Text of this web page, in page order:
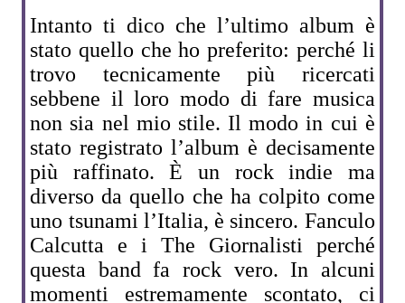
Intanto ti dico che l’ultimo album è
stato quello che ho preferito: perché li
trovo tecnicamente più ricercati
sebbene il loro modo di fare musica
non sia nel mio stile. Il modo in cui è
stato registrato l’album è decisamente
più raffinato. È un rock indie ma
diverso da quello che ha colpito come
uno tsunami l’Italia, è sincero. Fanculo
Calcutta e i The Giornalisti perché
questa band fa rock vero. In alcuni
momenti estremamente scontato, ci